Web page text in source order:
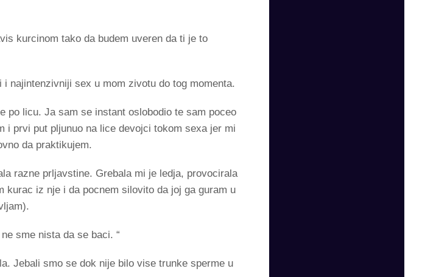
kurcinom tako da budem uveren da ti je to
najintenzivniji sex u mom zivotu do tog momenta.
po licu. Ja sam se instant oslobodio te sam poceo
i prvi put pljunuo na lice devojci tokom sexa jer mi
da praktikujem.
razne prljavstine. Grebala mi je ledja, provocirala
kurac iz nje i da pocnem silovito da joj ga guram u
sme nista da se baci. “
Jebali smo se dok nije bilo vise trunke sperme u